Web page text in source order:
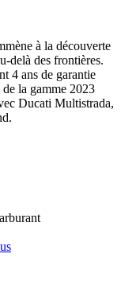
à la découverte
delà des frontières.
4 ans de garantie
la gamme 2023
Ducati Multistrada,